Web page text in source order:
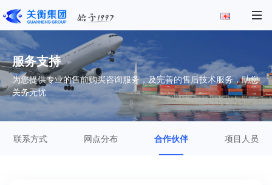
服务支持
为您提供专业的售前购买咨询服务，及完善的售后技术服务，助您
关务无忧
联系方式 网点分布 合作伙伴 项目人员